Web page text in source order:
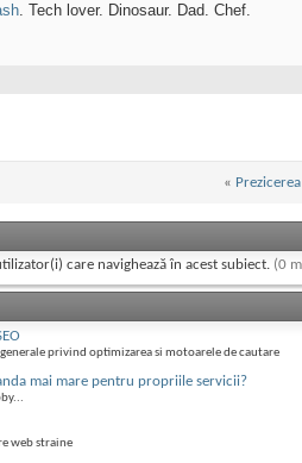
. Tech lover. Dinosaur. Dad. Chef.
«
care navighează în acest subiect. (0
privind optimizarea si motoarele de cautare
mai mare pentru propriile servicii?
web straine